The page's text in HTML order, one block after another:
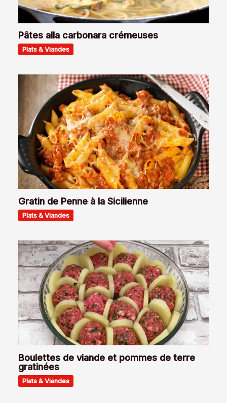
Pâtes alla carbonara crémeuses
Plats & Viandes
Gratin de Penne à la Sicilienne
Plats & Viandes
Boulettes de viande et pommes de terre
gratinées
Plats & Viandes